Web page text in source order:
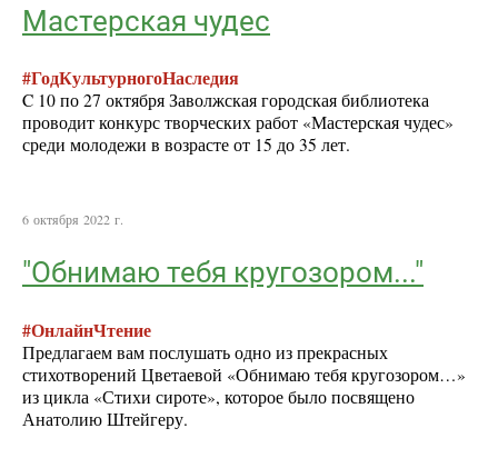
Мастерская чудес
#ГодКультурногоНаследия
C 10 по 27 октября Заволжская городская библиотека
проводит конкурс творческих работ «Мастерская чудес»
среди молодежи в возрасте от 15 до 35 лет.
6 октября 2022 г.
"Обнимаю тебя кругозором..."
#ОнлайнЧтение
Предлагаем вам послушать одно из прекрасных
стихотворений Цветаевой «Обнимаю тебя кругозором…»
из цикла «Стихи сироте», которое было посвящено
Анатолию Штейгеру.